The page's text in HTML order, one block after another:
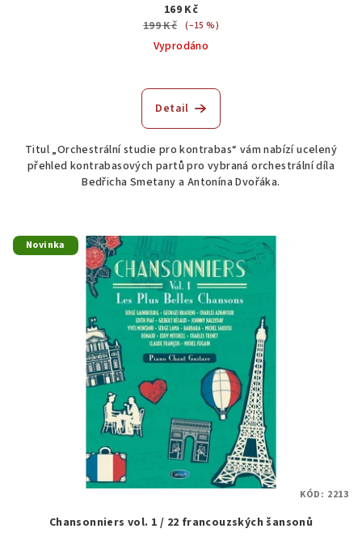
169 Kč
199 Kč (–15 %)
Vyprodáno
Detail
Titul „Orchestrální studie pro kontrabas“ vám nabízí ucelený
přehled kontrabasových partů pro vybraná orchestrální díla
Bedřicha Smetany a Antonína Dvořáka.
Novinka
Chansonniers vol. 1 / 22 francouzských šansonů
KÓD: 2213